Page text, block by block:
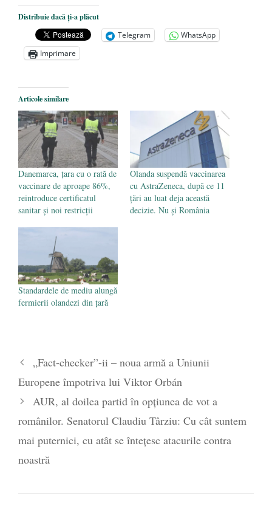
Dezvăluiri cutremurătoare despre
președintele Ucrainei, Volodymyr
Zelensky
- 13 mai 2026
Statul care servește Națiunea
Legea Vexler produce efecte. Bustul
poetului Octavian Goga, înlăturat din Iași
- 16 aprilie 2026
Distribuie dacă ți-a plăcut
Telegram
WhatsApp
Imprimare
Articole similare
Danemarca, țara cu o rată de
vaccinare de aproape 86%,
reintroduce certificatul
sanitar și noi restricții
Olanda suspendă vaccinarea
cu AstraZeneca, după ce 11
țări au luat deja această
decizie. Nu și România
Standardele de mediu alungă
fermierii olandezi din țară
„Fact-checker”-ii – noua armă a Uniunii
Europene împotriva lui Viktor Orbán
AUR, al doilea partid în opțiunea de vot a
românilor. Senatorul Claudiu Târziu: Cu cât suntem
mai puternici, cu atât se întețesc atacurile contra
noastră